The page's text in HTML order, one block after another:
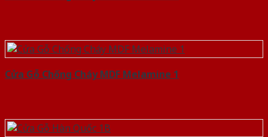
Cửa Gỗ Chống Cháy MDF Melamine 1